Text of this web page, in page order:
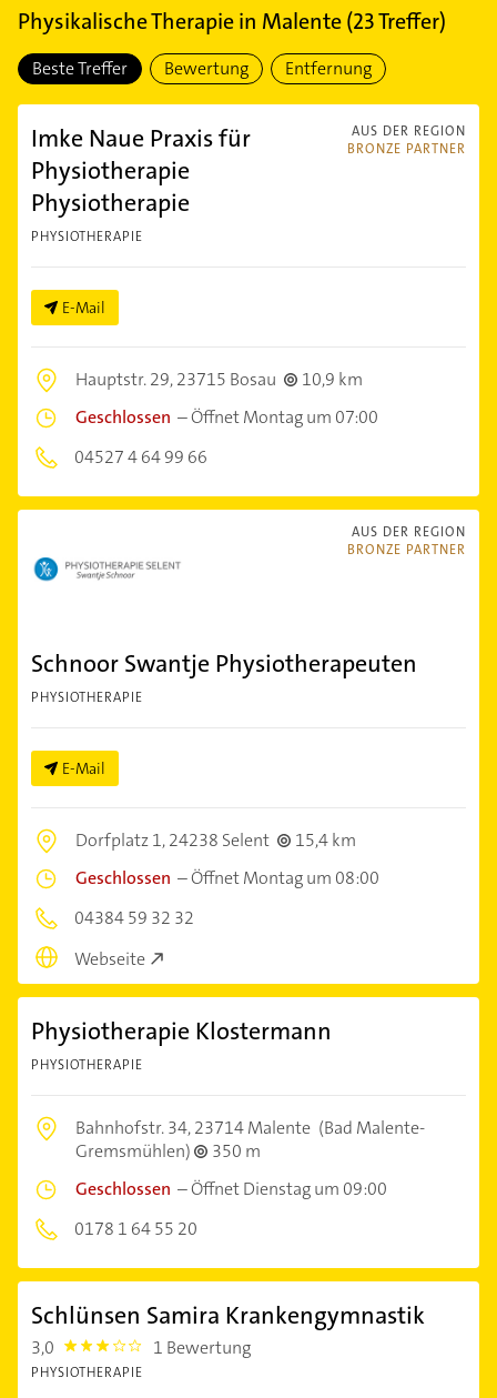
Physikalische Therapiein Malente(23Treffer)
Beste Treffer Bewertung Entfernung
AUS DER REGION
BRONZE PARTNER
Imke Naue Praxis für
Physiotherapie
Physiotherapie
PHYSIOTHERAPIE
E-Mail
Hauptstr. 29,23715 Bosau
10,9 km
Geschlossen –Öffnet Montag um 07:00
04527 4 64 99 66
AUS DER REGION
BRONZE PARTNER
Schnoor Swantje Physiotherapeuten
PHYSIOTHERAPIE
E-Mail
Dorfplatz 1,24238 Selent
15,4 km
Geschlossen –Öffnet Montag um 08:00
04384 59 32 32
Webseite
Physiotherapie Klostermann
PHYSIOTHERAPIE
Bahnhofstr. 34,23714 Malente (Bad Malente-
Gremsmühlen)
350 m
Geschlossen –Öffnet Dienstag um 09:00
0178 1 64 55 20
Schlünsen Samira Krankengymnastik
3,0 3.0 1 Bewertung
PHYSIOTHERAPIE